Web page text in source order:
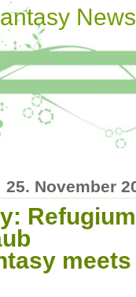
News
25. November
meets